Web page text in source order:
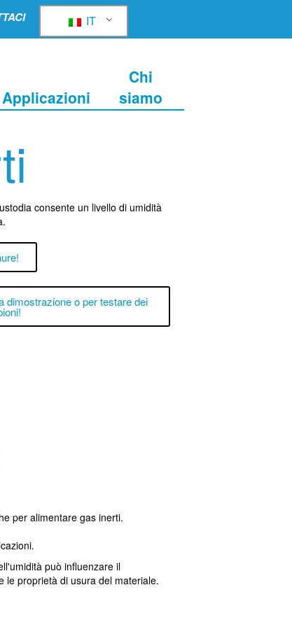
IT
Applicazioni
Chi
siamo
consente un livello di umidità
dimostrazione o per testare dei
per alimentare gas inerti.
può influenzare il
le proprietà di usura del materiale.